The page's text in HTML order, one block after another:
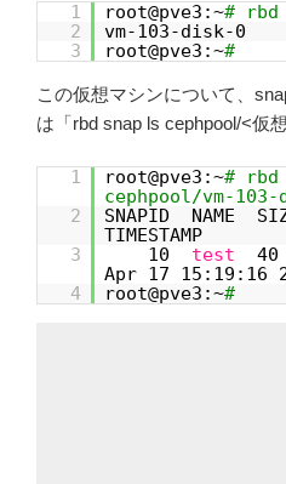
1 root@pve3:~# rbd
2
vm-103-disk-0
3
root@pve3:~#
この仮想マシンについて、
は「rbd snap ls cephpool/<仮
1 root@pve3:~# rbd
cephpool/vm-
2
SNAPID NAME
TIMESTAMP
3
10 test
Apr 17 15:19:16
4
root@pve3:~#